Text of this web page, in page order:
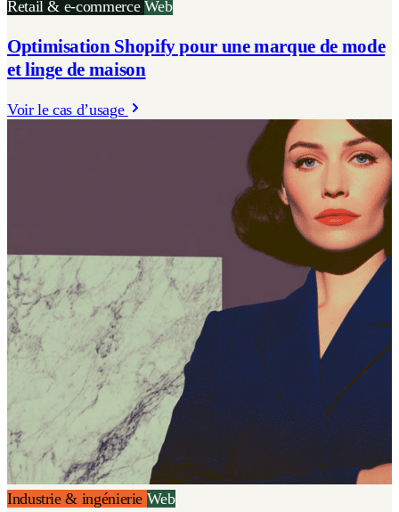
Retail & e-commerce Web
Optimisation Shopify pour une marque de mode
et linge de maison
Voir le cas d’usage
Industrie & ingénierie Web